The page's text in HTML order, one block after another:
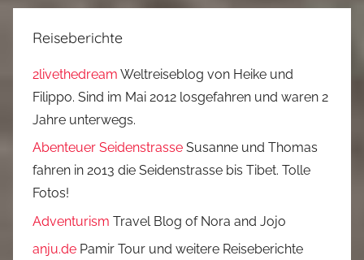
Reiseberichte
2livethedream Weltreiseblog von Heike und
Filippo. Sind im Mai 2012 losgefahren und waren 2
Jahre unterwegs.
Abenteuer Seidenstrasse Susanne und Thomas
fahren in 2013 die Seidenstrasse bis Tibet. Tolle
Fotos!
Adventurism Travel Blog of Nora and Jojo
anju.de Pamir Tour und weitere Reiseberichte